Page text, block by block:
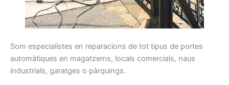
Som especialistes en reparacions de tot tipus de portes
automàtiques en magatzems, locals comercials, naus
industrials, garatges o pàrquings.